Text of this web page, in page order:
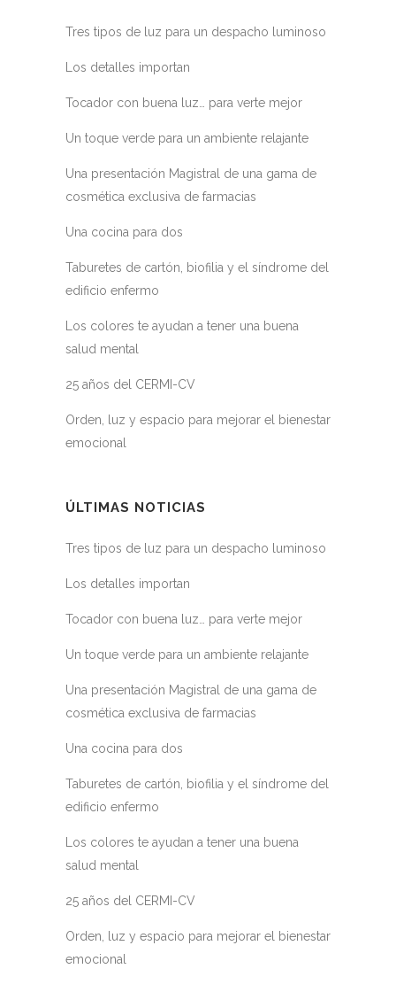
Tres tipos de luz para un despacho luminoso
Los detalles importan
Tocador con buena luz… para verte mejor
Un toque verde para un ambiente relajante
Una presentación Magistral de una gama de
cosmética exclusiva de farmacias
Una cocina para dos
Taburetes de cartón, biofilia y el síndrome del
edificio enfermo
Los colores te ayudan a tener una buena
salud mental
25 años del CERMI-CV
Orden, luz y espacio para mejorar el bienestar
emocional
ÚLTIMAS NOTICIAS
Tres tipos de luz para un despacho luminoso
Los detalles importan
Tocador con buena luz… para verte mejor
Un toque verde para un ambiente relajante
Una presentación Magistral de una gama de
cosmética exclusiva de farmacias
Una cocina para dos
Taburetes de cartón, biofilia y el síndrome del
edificio enfermo
Los colores te ayudan a tener una buena
salud mental
25 años del CERMI-CV
Orden, luz y espacio para mejorar el bienestar
emocional